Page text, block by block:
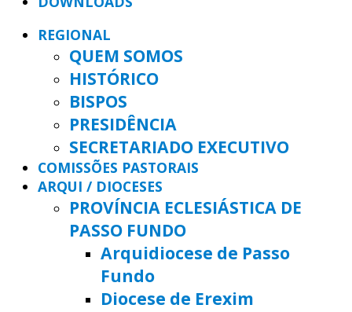
REGIONAL
QUEM SOMOS
HISTÓRICO
BISPOS
PRESIDÊNCIA
SECRETARIADO EXECUTIVO
COMISSÕES PASTORAIS
ARQUI / DIOCESES
PROVÍNCIA ECLESIÁSTICA DE
PASSO FUNDO
Arquidiocese de Passo
Fundo
Diocese de Erexim